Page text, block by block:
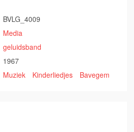
BVLG_4009
Media
geluidsband
1967
Muziek Kinderliedjes Bavegem